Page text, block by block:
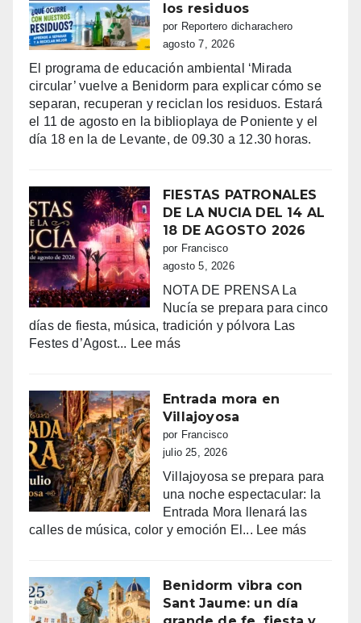
los residuos
por Reportero dicharachero
agosto 7, 2026
El programa de educación ambiental ‘Mirada
circular’ vuelve a Benidorm para explicar cómo se
separan, recuperan y reciclan los residuos. Estará
el 11 de agosto en la biblioplaya de Poniente y el
día 18 en la de Levante, de 09.30 a 12.30 horas.
FIESTAS PATRONALES
DE LA NUCIA DEL 14 AL
18 DE AGOSTO 2026
por Francisco
agosto 5, 2026
NOTA DE PRENSA La
Nucía se prepara para cinco
días de fiesta, música, tradición y pólvora Las
Festes d’Agost... Lee más:
DE
LA
NUCIA
DEL
AL
18
DE
AGOSTO
Entrada mora en
Villajoyosa
por Francisco
julio 25, 2026
Villajoyosa se prepara para
una noche espectacular: la
Entrada Mora llenará las
calles de música, color y emoción El... Lee más:
Benidorm vibra con
Sant Jaume: un día